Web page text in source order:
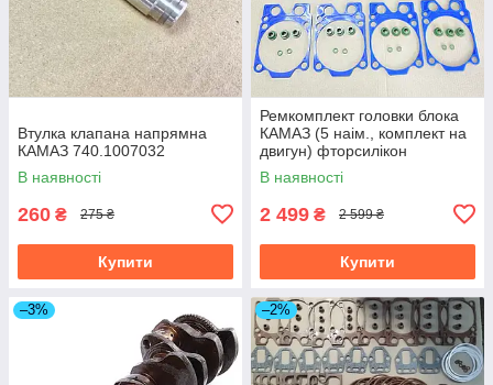
Втулка клапана напрямна
КАМАЗ 740.1007032
В наявності
260 ₴ 275 ₴
Купити
Ремкомплект головки блока
КАМАЗ (5 наім., комплект на
двигун) фторсилікон
(TEMPEST) 7405.1002008-
05SF
В наявності
2 499 ₴ 2 599 ₴
Купити
–3% –2%